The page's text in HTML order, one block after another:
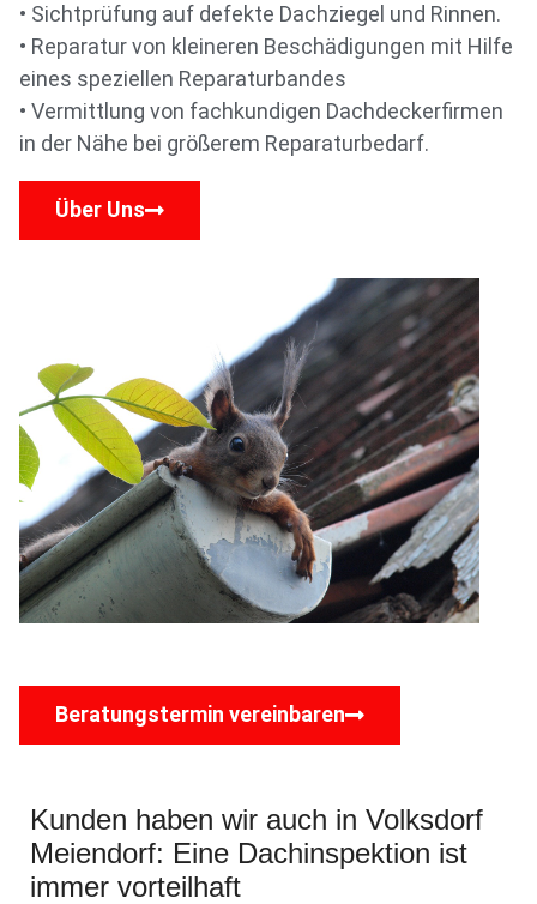
• Sichtprüfung auf defekte Dachziegel und Rinnen.
• Reparatur von kleineren Beschädigungen mit Hilfe
eines speziellen Reparaturbandes
• Vermittlung von fachkundigen Dachdeckerfirmen
in der Nähe bei größerem Reparaturbedarf.
Über Uns
Beratungstermin vereinbaren
Kunden haben wir auch in Volksdorf
Meiendorf: Eine Dachinspektion ist
immer vorteilhaft